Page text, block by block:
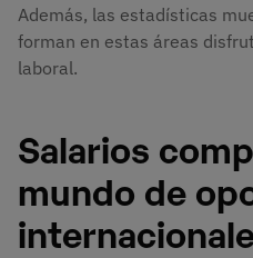
Además, las estadísticas
forman en estas áreas
laboral.
Salarios
mundo de